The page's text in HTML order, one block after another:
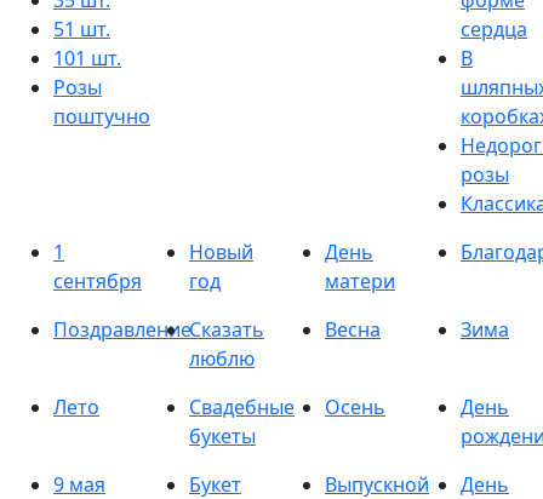
51 шт.
101 шт.
Розы
поштучно
сердца
В
розы
1
сентября
Новый
год
День
матери
ПоздравлениеСказать
люблю
Весна Зима
Лето
Свадебные
букеты
Осень
День
9 мая
Букет
Выпускной
День